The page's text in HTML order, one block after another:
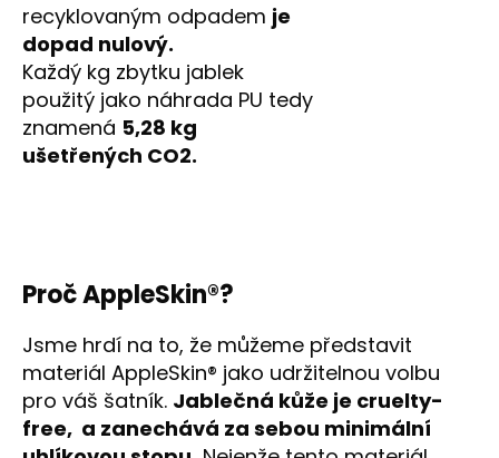
recyklovaným odpadem je
dopad nulový.
Každý kg zbytku jablek
použitý jako náhrada PU tedy
znamená 5,28 kg
ušetřených CO2.
Proč AppleSkin®?
Jsme hrdí na to, že můžeme představit
materiál AppleSkin® jako udržitelnou volbu
pro váš šatník. Jablečná kůže je cruelty-
free, a zanechává za sebou minimální